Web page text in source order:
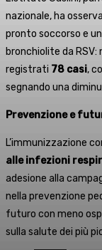
nazionale, ha
pronto soccorso e
bronchiolite da RSV:
registrati 78 casi,
segnando una
Prevenzione e
L’immunizzazione
alle infezioni
adesione alla
nella prevenzione
futuro con meno
sulla salute dei più